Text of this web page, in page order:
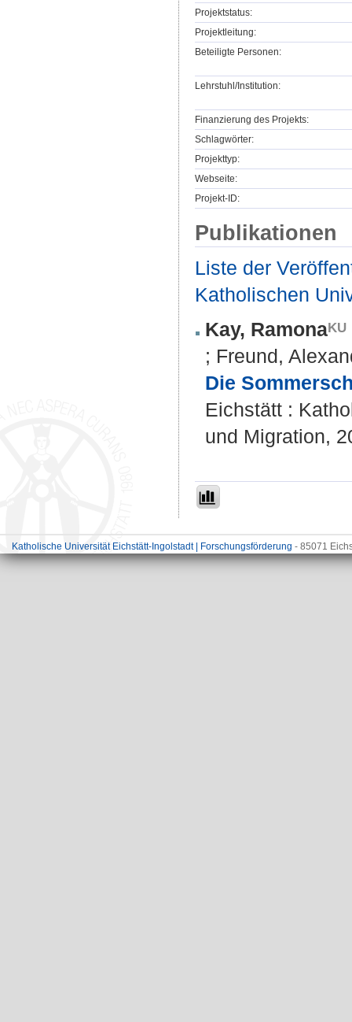
Projektstatus:
Projektleitung:
Beteiligte Personen:
Lehrstuhl/Institution:
Finanzierung des Projekts:
Schlagwörter:
Projekttyp:
Webseite:
Projekt-ID:
Publikationen
Liste der
Katholischen
Kay, Ramona
; Freund,
Die
Eichstätt :
und Migration,
Katholische Universität Eichstätt-Ingolstadt | Forschungsförderung - 85071